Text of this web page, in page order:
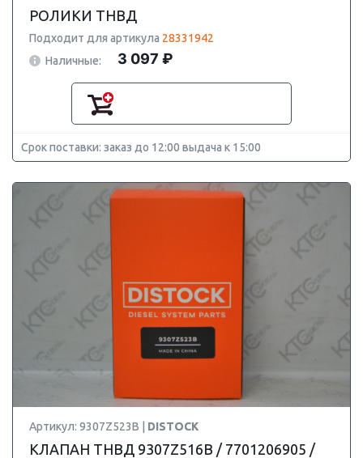
РОЛИКИ ТНВД
Подходит для артикула 28331942
Наличные:
3 097 ₽
Срок поставки: заказ до 12:00 выдача к 15:00
Артикул: 9307Z523B | DISTOCK
КЛАПАН ТНВД 9307Z516B / 7701206905 /